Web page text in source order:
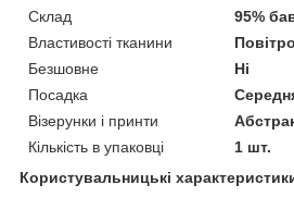
Склад
95%
Властивості тканини
Безшовне
Ні
Посадка
Візерунки і принти
Кількість в упаковці
1 шт.
Користувальницькі